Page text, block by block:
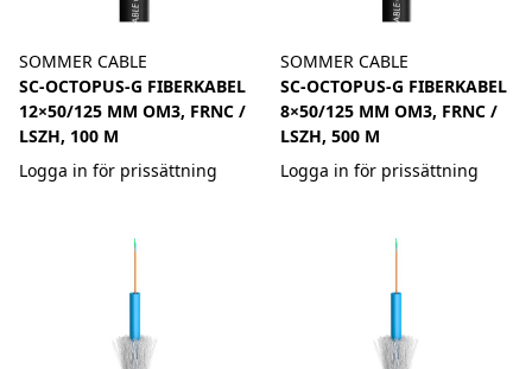
SOMMER CABLE
SC-OCTOPUS-G FIBERKABEL
12×50/125 ΜM OM3, FRNC /
LSZH, 100 M
Logga in för prissättning
SOMMER CABLE
SC-OCTOPUS-G FIBERKABEL
8×50/125 ΜM OM3, FRNC /
LSZH, 500 M
Logga in för prissättning